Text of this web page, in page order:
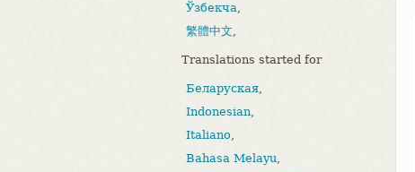
Ўзбекча,
繁體中文,
Translations started for
Беларуская,
Indonesian,
Italiano,
Bahasa Melayu,